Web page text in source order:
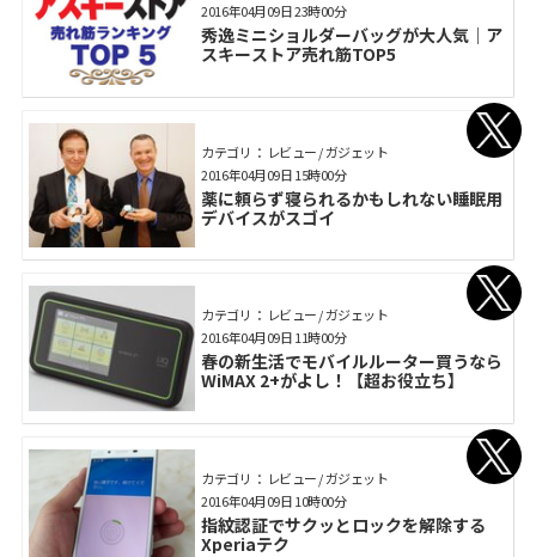
秀逸ミニショルダーバッグが大人気｜ア
スキーストア売れ筋TOP5
2016年04月09日 23時00分
カテゴリ： レビュー / ガジェット
薬に頼らず寝られるかもしれない睡眠用
デバイスがスゴイ
2016年04月09日 15時00分
カテゴリ： レビュー / ガジェット
春の新生活でモバイルルーター買うなら
WiMAX 2+がよし！【超お役立ち】
2016年04月09日 11時00分
カテゴリ： レビュー / ガジェット
指紋認証でサクッとロックを解除する
Xperiaテク
2016年04月09日 10時00分